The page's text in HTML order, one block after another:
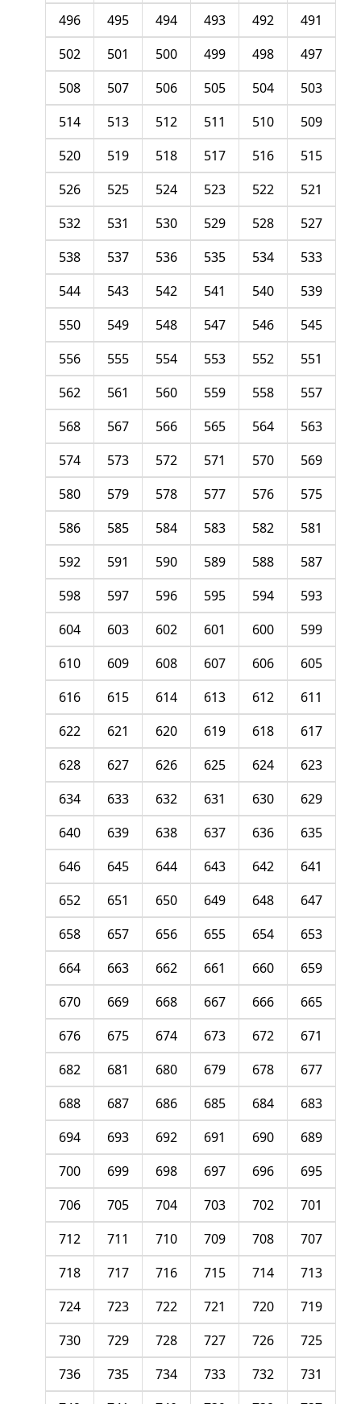
491
492
493
494
495
496
497
498
499
500
501
502
503
504
505
506
507
508
509
510
511
512
513
514
515
516
517
518
519
520
521
522
523
524
525
526
527
528
529
530
531
532
533
534
535
536
537
538
539
540
541
542
543
544
545
546
547
548
549
550
551
552
553
554
555
556
557
558
559
560
561
562
563
564
565
566
567
568
569
570
571
572
573
574
575
576
577
578
579
580
581
582
583
584
585
586
587
588
589
590
591
592
593
594
595
596
597
598
599
600
601
602
603
604
605
606
607
608
609
610
611
612
613
614
615
616
617
618
619
620
621
622
623
624
625
626
627
628
629
630
631
632
633
634
635
636
637
638
639
640
641
642
643
644
645
646
647
648
649
650
651
652
653
654
655
656
657
658
659
660
661
662
663
664
665
666
667
668
669
670
671
672
673
674
675
676
677
678
679
680
681
682
683
684
685
686
687
688
689
690
691
692
693
694
695
696
697
698
699
700
701
702
703
704
705
706
707
708
709
710
711
712
713
714
715
716
717
718
719
720
721
722
723
724
725
726
727
728
729
730
731
732
733
734
735
736